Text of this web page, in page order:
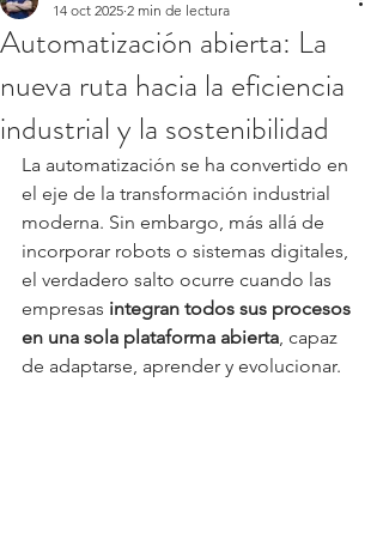
Automatización abierta: La
nueva ruta hacia la eficiencia
industrial y la sostenibilidad
14 oct 2025 2 min de lectura
La automatización se ha convertido en
el eje de la transformación industrial
moderna. Sin embargo, más allá de
incorporar robots o sistemas digitales,
el verdadero salto ocurre cuando las
empresas integran todos sus procesos
en una sola plataforma abierta, capaz
de adaptarse, aprender y evolucionar.